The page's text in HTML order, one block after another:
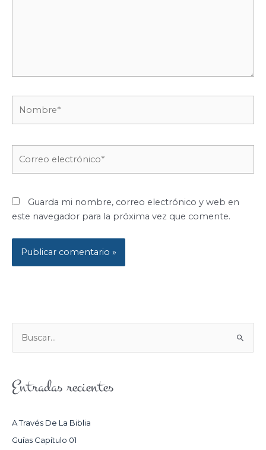
Guarda mi nombre, correo electrónico y web en
este navegador para la próxima vez que comente.
U
C
Entradas recientes
A Través De La Biblia
Guías Capítulo 01